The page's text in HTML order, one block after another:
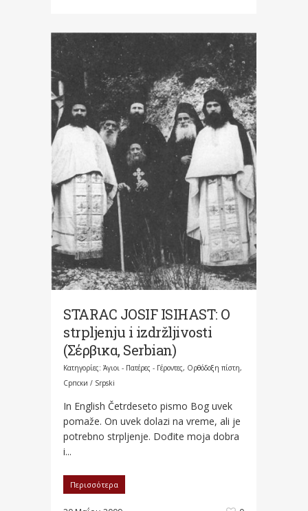
STARAC JOSIF ISIHAST: O
strpljenju i izdržljivosti
(Σέρβικα, Serbian)
Κατηγορίες: Άγιοι - Πατέρες - Γέροντες, Ορθόδοξη πίστη,
Српски / Srpski
In English Četrdeseto pismo Bog uvek
pomaže. On uvek dolazi na vreme, ali je
potrebno strpljenje. Dođite moja dobra
i...
Περισσότερα